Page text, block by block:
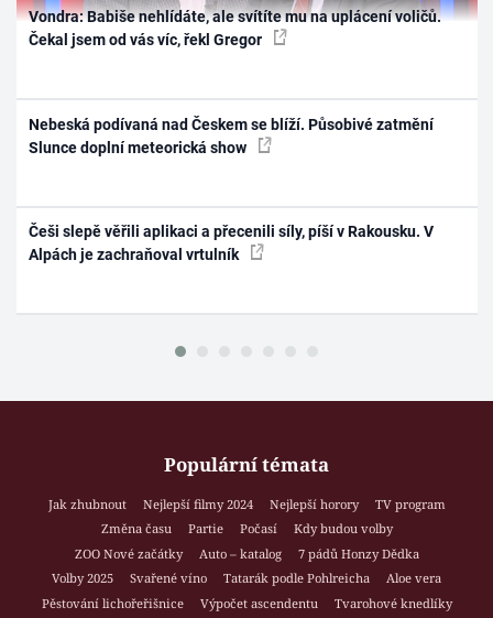
Vondra: Babiše nehlídáte, ale svítíte mu na uplácení voličů.
Čekal jsem od vás víc, řekl Gregor
Nebeská podívaná nad Českem se blíží. Působivé zatmění
Slunce doplní meteorická show
Češi slepě věřili aplikaci a přecenili síly, píší v Rakousku. V
Alpách je zachraňoval vrtulník
Populární témata
Jak zhubnout Nejlepší filmy 2024 Nejlepší horory
TV program
Změna času
Partie Počasí
Kdy budou volby
ZOO Nové začátky
Auto – katalog
7 pádů Honzy Dědka
Volby 2025
Svařené víno Tatarák podle Pohlreicha
Aloe vera
Pěstování lichořeřišnice
Výpočet ascendentu
Tvarohové knedlíky